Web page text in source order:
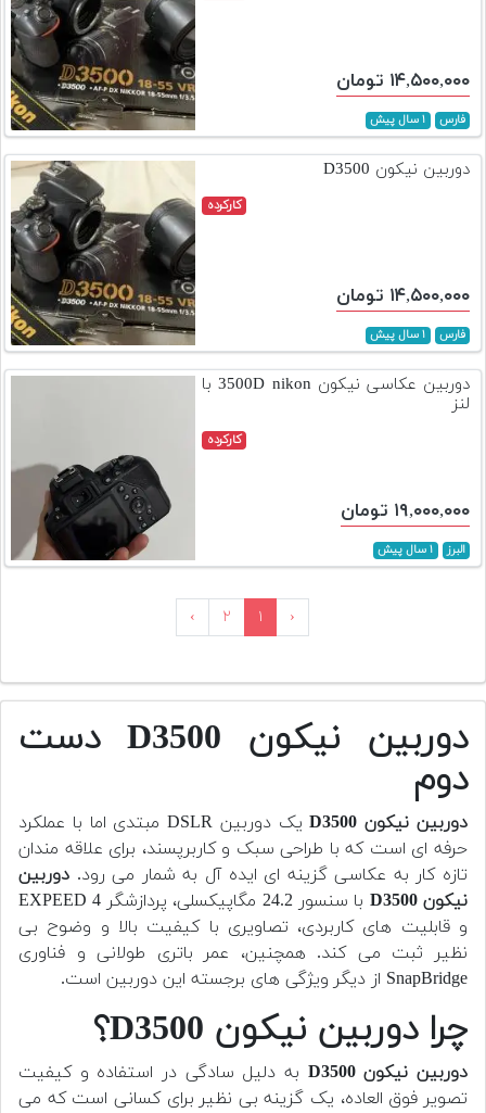
۱۴,۵۰۰,۰۰۰ تومان
فارس ۱ سال پیش
دوربین نیکون D3500
کارکرده
۱۴,۵۰۰,۰۰۰ تومان
فارس ۱ سال پیش
دوربین عکاسی نیکون 3500D nikon با
لنز
کارکرده
۱۹,۰۰۰,۰۰۰ تومان
البرز ۱ سال پیش
‹ ۱ ۲ ›
دوربین نیکون D3500 دست
دوم
دوربین نیکون D3500
یک دوربین DSLR مبتدی اما با عملکرد
حرفه ای است که با طراحی سبک و کاربرپسند، برای علاقه مندان
تازه کار به عکاسی گزینه ای ایده آل به شمار می رود. دوربین
نیکون D3500
با سنسور 24.2 مگاپیکسلی، پردازشگر EXPEED 4
و قابلیت های کاربردی، تصاویری با کیفیت بالا و وضوح بی
نظیر ثبت می کند. همچنین، عمر باتری طولانی و فناوری
SnapBridge از دیگر ویژگی های برجسته این دوربین است.
چرا دوربین نیکون D3500؟
دوربین نیکون D3500
به دلیل سادگی در استفاده و کیفیت
تصویر فوق العاده، یک گزینه بی نظیر برای کسانی است که می